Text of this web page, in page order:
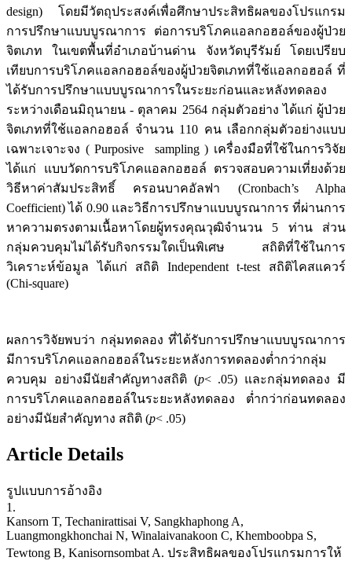
design) โดยมีวัตถุประสงค์เพื่อศึกษาประสิทธิผลของโปรแกรม
การปรึกษาแบบบูรณาการ ต่อการบริโภคแอลกอฮอล์ของผู้ป่วย
จิตเภท ในเขตพื้นที่อำเภอบ้านด่าน จังหวัดบุรีรัมย์ โดยเปรียบ
เทียบการบริโภคแอลกอฮอล์ของผู้ป่วยจิตเภทที่ใช้แอลกอฮอล์ ที่
ได้รับการปรึกษาแบบบูรณาการในระยะก่อนและหลังทดลอง
ระหว่างเดือนมิถุนายน - ตุลาคม 2564 กลุ่มตัวอย่าง ได้แก่ ผู้ป่วย
จิตเภทที่ใช้แอลกอฮอล์ จำนวน 110 คน เลือกกลุ่มตัวอย่างแบบ
เฉพาะเจาะจง ( Purposive sampling ) เครื่องมือที่ใช้ในการวิจัย
ได้แก่ แบบวัดการบริโภคแอลกอฮอล์ ตรวจสอบความเที่ยงด้วย
วิธีหาค่าสัมประสิทธิ์ ครอนบาคอัลฟา (Cronbach’s Alpha
Coefficient) ได้ 0.90 และวิธีการปรึกษาแบบบูรณาการ ที่ผ่านการ
หาความตรงตามเนื้อหาโดยผู้ทรงคุณวุฒิจำนวน 5 ท่าน ส่วน
กลุ่มควบคุมไม่ได้รับกิจกรรมใดเป็นพิเศษ สถิติที่ใช้ในการ
วิเคราะห์ข้อมูล ได้แก่ สถิติ Independent t-test สถิติไคสแควร์
(Chi-square)
ผลการวิจัยพบว่า กลุ่มทดลอง ที่ได้รับการปรึกษาแบบบูรณาการ
มีการบริโภคแอลกอฮอล์ในระยะหลังการทดลองต่ำกว่ากลุ่ม
ควบคุม อย่างมีนัยสำคัญทางสถิติ (p< .05) และกลุ่มทดลอง มี
การบริโภคแอลกอฮอล์ในระยะหลังทดลอง ต่ำกว่าก่อนทดลอง
อย่างมีนัยสำคัญทาง สถิติ (p< .05)
Article Details
รูปแบบการอ้างอิง
1.
Kansorn T, Techanirattisai V, Sangkhaphong A,
Luangmongkhonchai N, Winalaivanakoon C, Khemboobpa S,
Tewtong B, Kanisornsombat A. ประสิทธิผลของโปรแกรมการให้